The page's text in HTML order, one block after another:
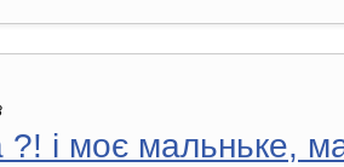
?! і моє мальньке,